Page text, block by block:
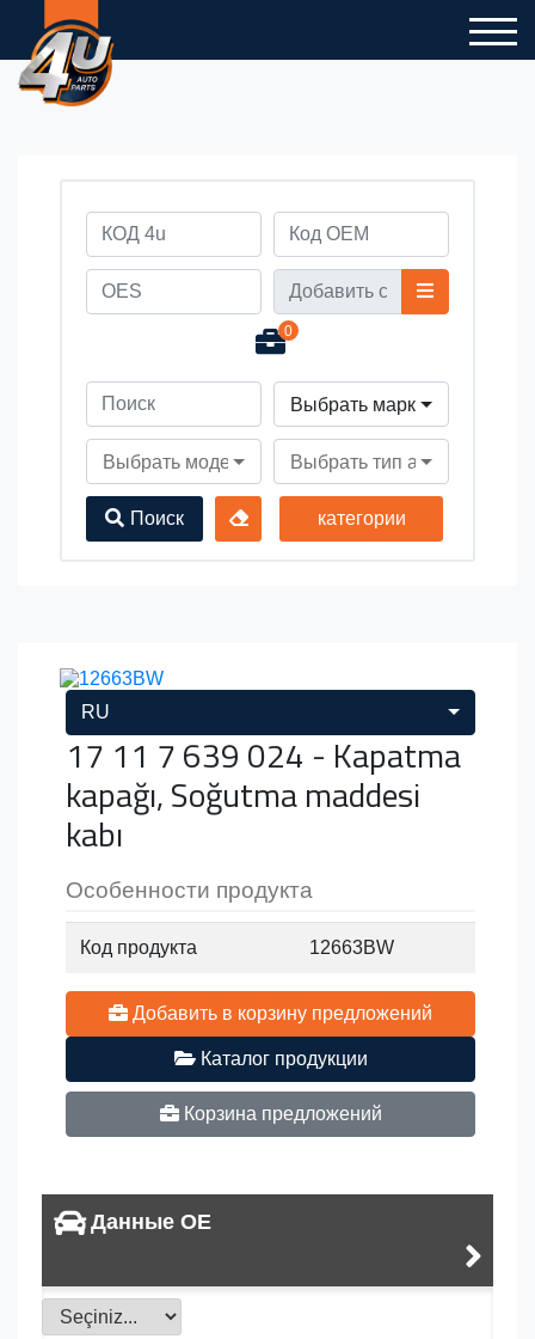
0
Выбрать марку
Выбрать модель автомобиляВыбрать тип автомобиля
Поиск категории
RU
17 11 7 639 024 - Kapatma
kapağı, Soğutma maddesi
kabı
Особенности продукта
Код продукта 12663BW
Добавить в корзину предложений
Каталог продукции
Корзина предложений
Данные OE